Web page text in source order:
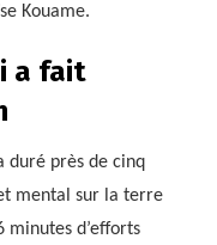
Kouame.
a fait
duré près de cinq
mental sur la terre
minutes d’efforts